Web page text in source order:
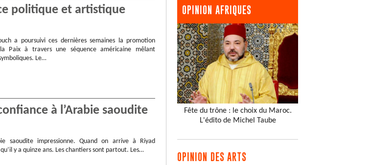
politique et artistique
a poursuivi ces dernières semaines la promotion
Paix à travers une séquence américaine mêlant
Le…
à l’Arabie saoudite
saoudite impressionne. Quand on arrive à Riyad
y a quinze ans. Les chantiers sont partout. Les…
OPINION AFRIQUES
Fête du trône : le choix du Maroc.
L'édito de Michel Taube
OPINION DES ARTS